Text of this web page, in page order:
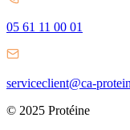
05 61 11 00 01
serviceclient@ca-
© 2025 Protéine